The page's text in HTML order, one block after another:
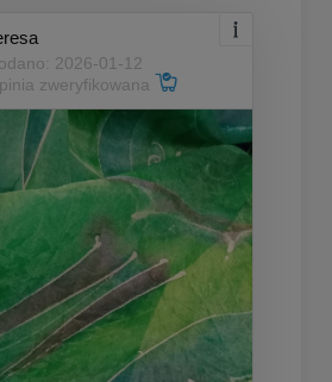
2026-01-12
zweryfikowana